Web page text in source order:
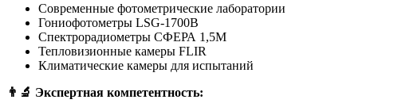
Современные фотометрические лаборатории
Гониофотометры LSG-1700B
Спектрорадиометры СФЕРА 1,5М
Тепловизионные камеры FLIR
Климатические камеры для испытаний
👨🔬 Экспертная компетентность: